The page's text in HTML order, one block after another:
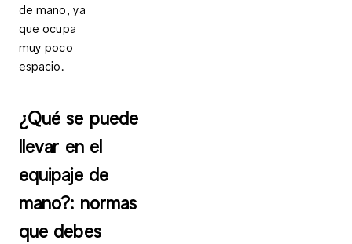
de mano, ya
que ocupa
muy poco
espacio.
¿Qué se puede
llevar en el
equipaje de
mano?: normas
que debes